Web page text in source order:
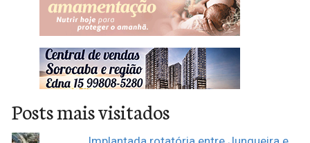
Posts mais visitados